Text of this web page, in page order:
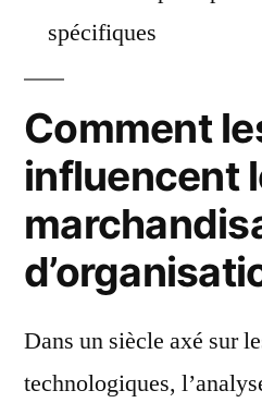
spécifiques
Comment
influencent
Dans un siècle axé sur
technologiques,